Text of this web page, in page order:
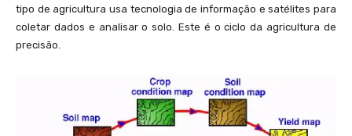
tipo de agricultura usa tecnologia de informação e satélites para
coletar dados e analisar o solo. Este é o ciclo da agricultura de
precisão.